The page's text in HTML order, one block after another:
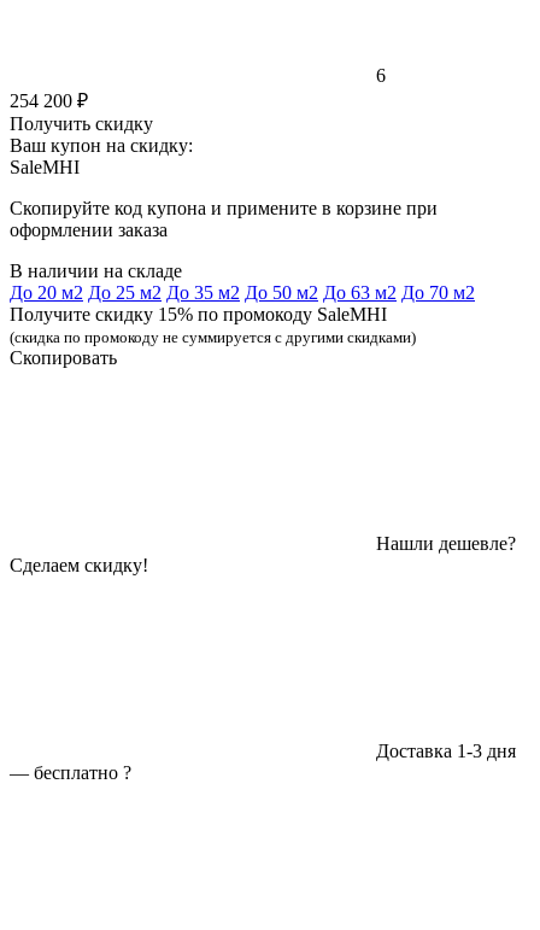
6
254 200 ₽
Получить скидку
Ваш купон на скидку:
SaleMHI
Скопируйте код купона и примените в корзине при
оформлении заказа
В наличии на складе
До 20 м2 До 25 м2 До 35 м2 До 50 м2 До 63 м2 До 70 м2
Получите скидку 15% по промокоду SaleMHI
(скидка по промокоду не суммируется с другими скидками)
Скопировать
Нашли дешевле?
Сделаем скидку!
Доставка 1-3 дня
— бесплатно ?